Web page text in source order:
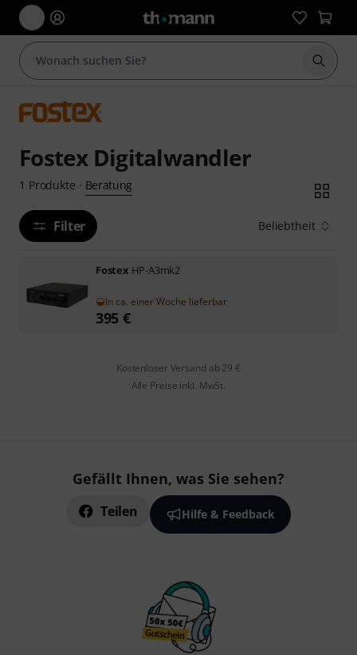
Suche
Fostex Digitalwandler
1 Produkte · Beratung
Filter Beliebtheit
Fostex HP-A3mk2
In ca. einer Woche lieferbar
395 €
Kostenloser Versand ab 29 €
Alle Preise inkl. MwSt.
Gefällt Ihnen, was Sie sehen?
Teilen Hilfe & Feedback